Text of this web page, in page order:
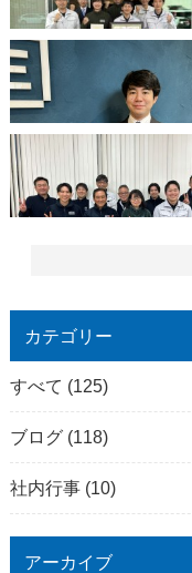
カテゴリー
すべて (125)
ブログ(118)
社内行事(10)
アーカイブ